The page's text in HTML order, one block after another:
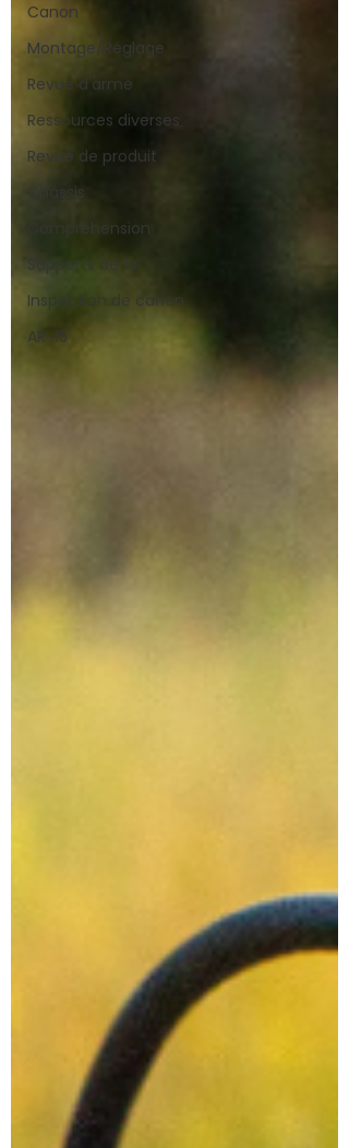
Canon
Montage/Réglage
Revue d'arme
Ressources diverses
Revue de produit
Châssis
Compréhension
Supports de tir
Inspection de canon
AR-15